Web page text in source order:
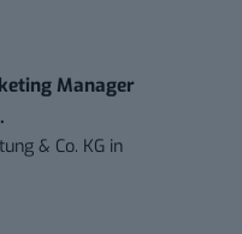
Manager
& Co. KG in